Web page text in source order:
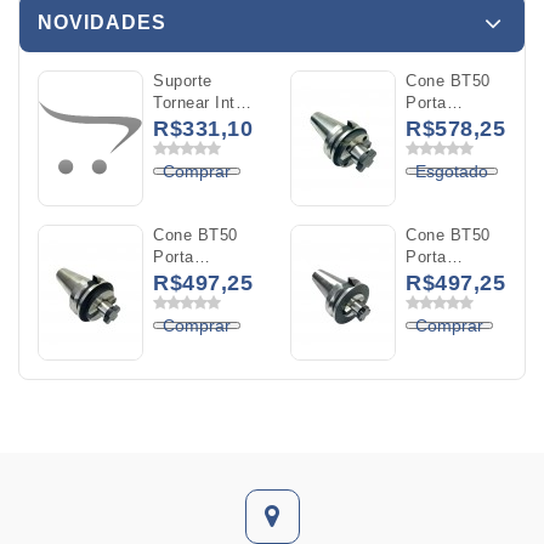
NOVIDADES
Suporte
Tornear Int
A16R
MWLNL 06
C/Refrigeracao
R$331,10
Comprar
Cone BT50
Porta
Cabeçote
40MM
L50MM
R$578,25
Esgotado
Cone BT50
Porta
Cabeçote
32MM
L50MM
R$497,25
Comprar
Cone BT50
Porta
Cabeçote
27MM
L40MM
R$497,25
Comprar